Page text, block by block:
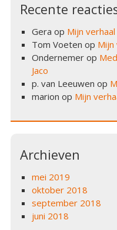
Recente
Gera op Mijn verhaal
Tom Voeten op Mijn
Ondernemer op
Jaco
p. van Leeuwen op
marion op Mijn
Archieven
mei 2019
oktober 2018
september 2018
juni 2018